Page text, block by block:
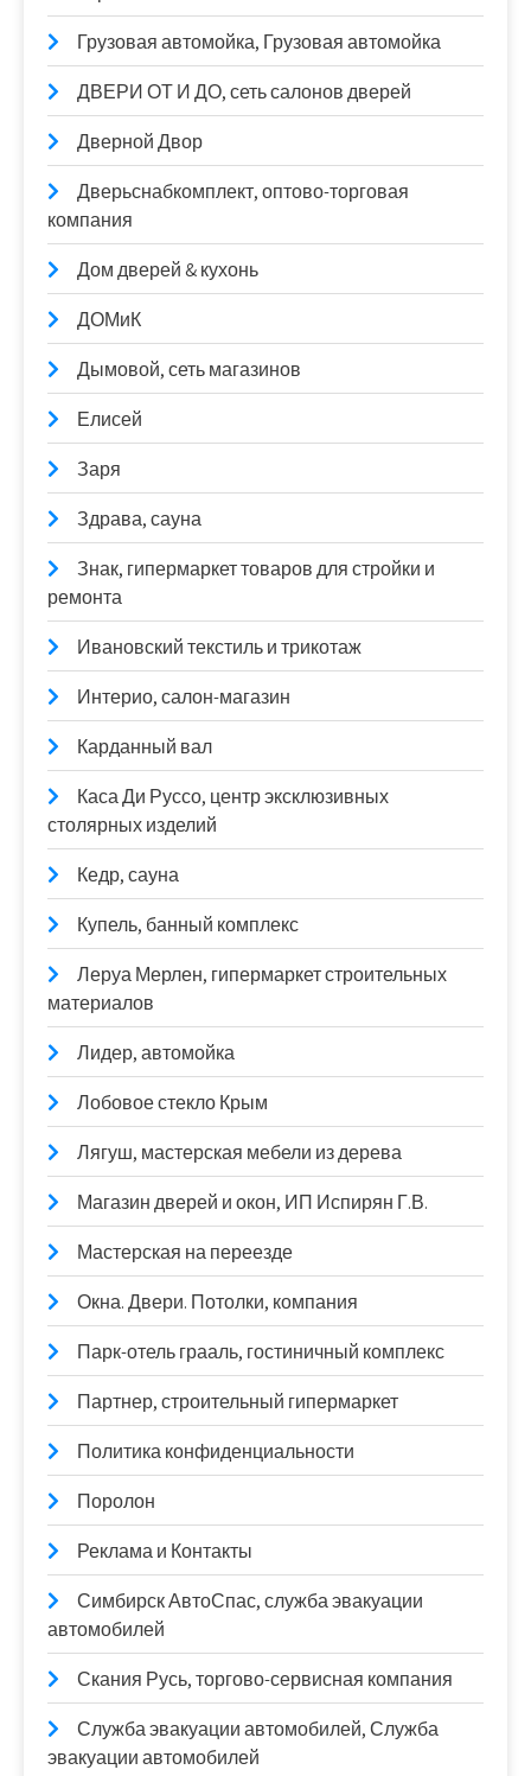
Грузовая автомойка, Грузовая автомойка
ДВЕРИ ОТ И ДО, сеть салонов дверей
Дверной Двор
Дверьснабкомплект, оптово-торговая
компания
Дом дверей & кухонь
ДОМиК
Дымовой, сеть магазинов
Елисей
Заря
Здрава, сауна
Знак, гипермаркет товаров для стройки и
ремонта
Ивановский текстиль и трикотаж
Интерио, салон-магазин
Карданный вал
Каса Ди Руссо, центр эксклюзивных
столярных изделий
Кедр, сауна
Купель, банный комплекс
Леруа Мерлен, гипермаркет строительных
материалов
Лидер, автомойка
Лобовое стекло Крым
Лягуш, мастерская мебели из дерева
Магазин дверей и окон, ИП Испирян Г.В.
Мастерская на переезде
Окна. Двери. Потолки, компания
Парк-отель грааль, гостиничный комплекс
Партнер, строительный гипермаркет
Политика конфиденциальности
Поролон
Реклама и Контакты
Симбирск АвтоСпас, служба эвакуации
автомобилей
Скания Русь, торгово-сервисная компания
Служба эвакуации автомобилей, Служба
эвакуации автомобилей